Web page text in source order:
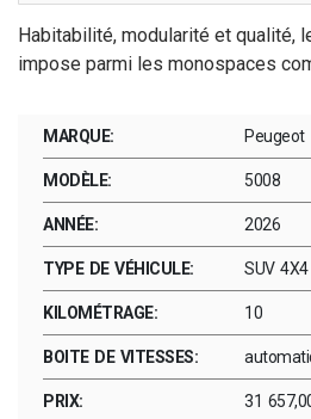
Habitabilité, modularité et qualité,
impose parmi les monospaces
MARQUE: Peugeot
MODÈLE: 5008
ANNÉE: 2026
TYPE DE VÉHICULE: SUV 4X4
KILOMÉTRAGE: 10
BOITE DE VITESSES:
PRIX: 31